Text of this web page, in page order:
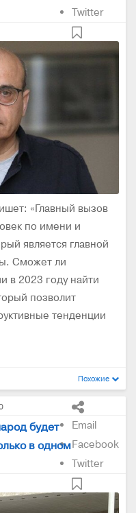
Twitter
«Главный вызов
по имени и
является главной
Сможет ли
в 2023 году найти
позволит
тенденции
Похожие
Email
Facebook
Twitter
будет
в одном